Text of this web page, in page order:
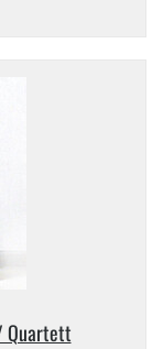
Quartett